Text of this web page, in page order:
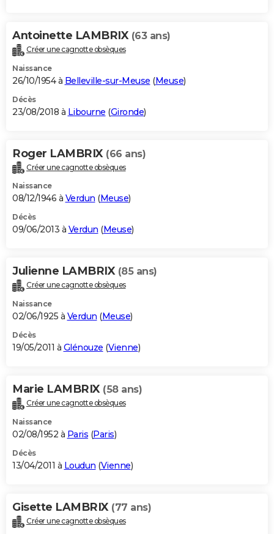
Antoinette LAMBRIX (63 ans)
Créer une cagnotte obsèques
Naissance
26/10/1954 à Belleville-sur-Meuse (Meuse)
Décès
23/08/2018 à Libourne (Gironde)
Roger LAMBRIX (66 ans)
Créer une cagnotte obsèques
Naissance
08/12/1946 à Verdun (Meuse)
Décès
09/06/2013 à Verdun (Meuse)
Julienne LAMBRIX (85 ans)
Créer une cagnotte obsèques
Naissance
02/06/1925 à Verdun (Meuse)
Décès
19/05/2011 à Glénouze (Vienne)
Marie LAMBRIX (58 ans)
Créer une cagnotte obsèques
Naissance
02/08/1952 à Paris (Paris)
Décès
13/04/2011 à Loudun (Vienne)
Gisette LAMBRIX (77 ans)
Créer une cagnotte obsèques